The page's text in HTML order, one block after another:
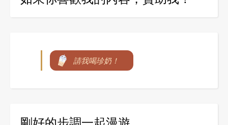
請我喝珍奶！